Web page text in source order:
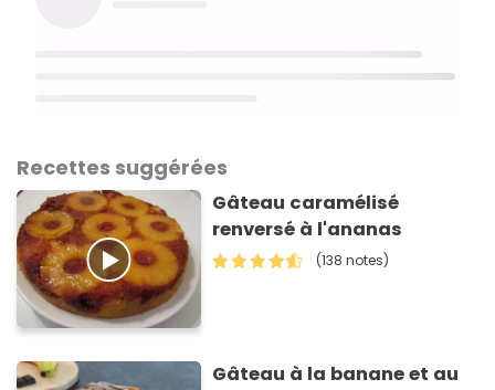
Recettes suggérées
Gâteau caramélisé
renversé à l'ananas
(138 notes)
Gâteau à la banane et au